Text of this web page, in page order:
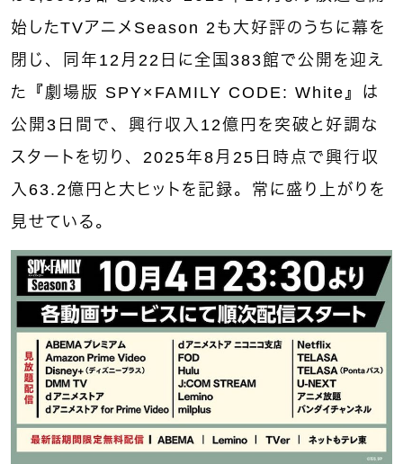
始したTVアニメSeason 2も大好評のうちに幕を
閉じ、同年12月22日に全国383館で公開を迎え
た『劇場版 SPY×FAMILY CODE: White』は
公開3日間で、興行収入12億円を突破と好調な
スタートを切り、2025年8月25日時点で興行収
入63.2億円と大ヒットを記録。常に盛り上がりを
見せている。